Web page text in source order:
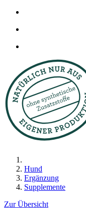
Hund
Ergänzung
Supplemente
Zur Übersicht